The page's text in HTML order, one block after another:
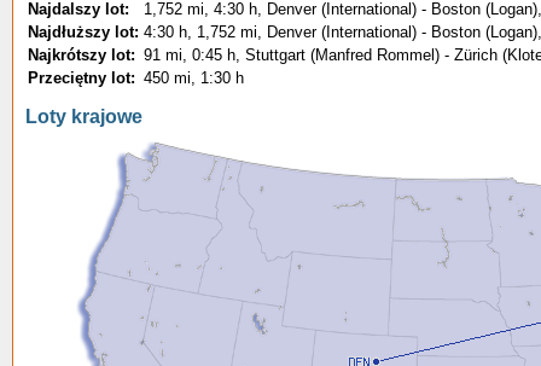
Najdalszy lot:
1,752 mi, 4:30 h, Denver (International) - Boston
Najdłuższy lot: 4:30 h, 1,752 mi, Denver (International) - Boston
Najkrótszy lot: 91 mi, 0:45 h, Stuttgart (Manfred Rommel) - Zürich
Przeciętny lot: 450 mi, 1:30 h
Loty krajowe